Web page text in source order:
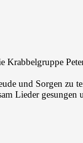
Krabbelgruppe
und Sorgen zu
Lieder gesungen